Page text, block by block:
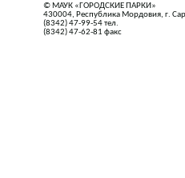
© МАУК «ГОРОДСКИЕ ПАРКИ»
430004, Республика Мордовия, г.
(8342) 47-99-54 тел.
(8342) 47-62-81 факс